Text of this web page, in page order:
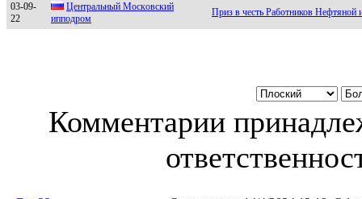
03-09-
22
Цeнтральный Мocкoвcкий
иппoдрoм
Приз в честь Работников
Комментарии